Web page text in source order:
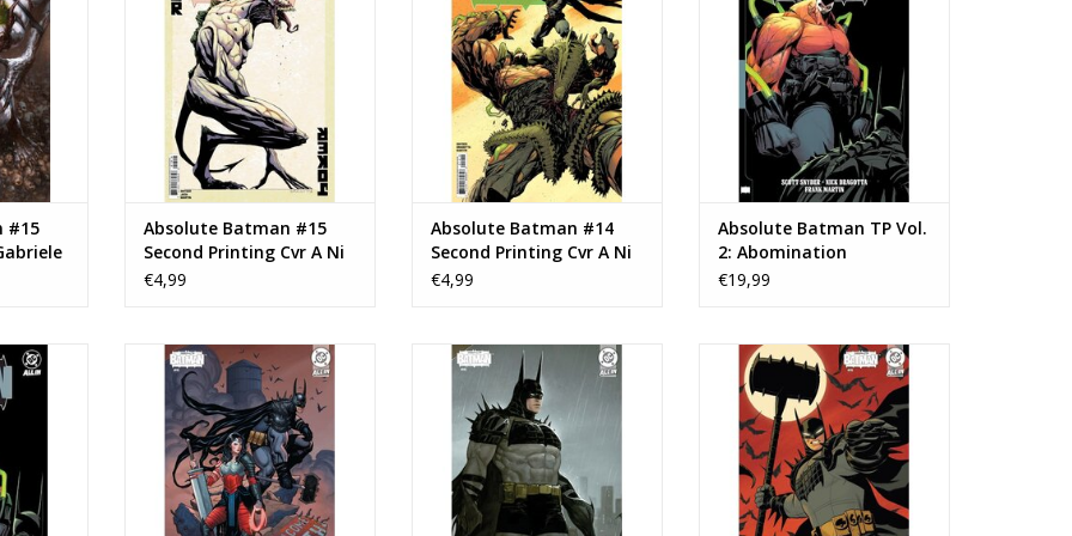
#15
TOEVOEGEN AAN WINKELWAGEN
Absolute Batman #15
Second Printing Cvr A Ni
€4,99
TOEVOEGEN AAN WINKELWAGEN
Absolute Batman #14
Second Printing Cvr A Ni
€4,99
TOEVOEGEN AAN WINKELWAGEN
Absolute Batman TP Vol.
2: Abomination
€19,99
HC
DC COMICS Absolute Batman
#16 Cover D Frank Cho Variant
TOEVOEGEN AAN WINKELWAGEN
DC COMICS Absolute Batman
#16 Cover C Lesley 'Leirix' Li
Connecting Variant
TOEVOEGEN AAN WINKELWAGEN
DC COMICS Absolute Batman
#16 Cover B Michael Cho Variant
TOEVOEGEN AAN WINKELWAGEN